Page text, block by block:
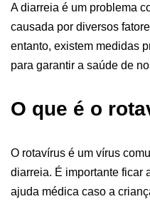
A diarreia é um problema
causada por diversos
entanto, existem medidas
para garantir a saúde de
O que é o
O rotavírus é um vírus
diarreia. É importante ficar
ajuda médica caso a